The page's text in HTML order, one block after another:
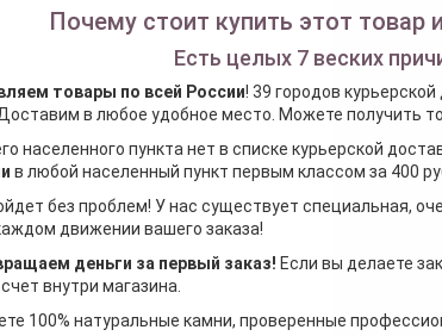
Почему стоит купить этот товар
Есть целых 7 веских
товары по всей России! 39 городов
в любое удобное место. Можете получить
населенного пункта нет в списке курьерской
в любой населенный пункт первым классом за 400
без проблем! У нас существует специальная,
движении вашего заказа!
деньги за первый заказ! Если вы делаете
внутри магазина.
100% натуральные камни, проверенные